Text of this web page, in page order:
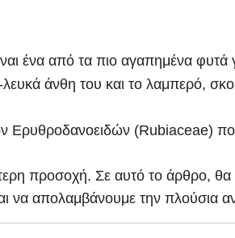
ένα από τα πιο αγαπημένα φυτά
λευκά άνθη του και το λαμπερό,
Ερυθροδανοειδών (Rubiaceae)
προσοχή. Σε αυτό το άρθρο,
να απολαμβάνουμε την πλούσια